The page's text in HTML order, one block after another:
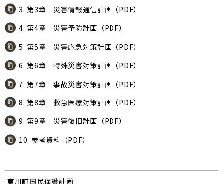
3. 第3章 災害情報通信計画（PDF）
4. 第4章 災害予防計画（PDF）
5. 第5章 災害応急対策計画（PDF）
6. 第6章 特殊災害対策計画（PDF）
7. 第7章 事故災害対策計画（PDF）
8. 第8章 救急医療対策計画（PDF）
9. 第9章 災害復旧計画（PDF）
10. 参考資料（PDF）
東川町国民保護計画